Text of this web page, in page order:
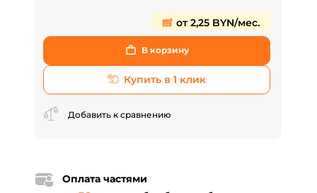
от 2,25 BYN/мес.
В корзину
Купить в 1 клик
Добавить к сравнению
Оплата частями